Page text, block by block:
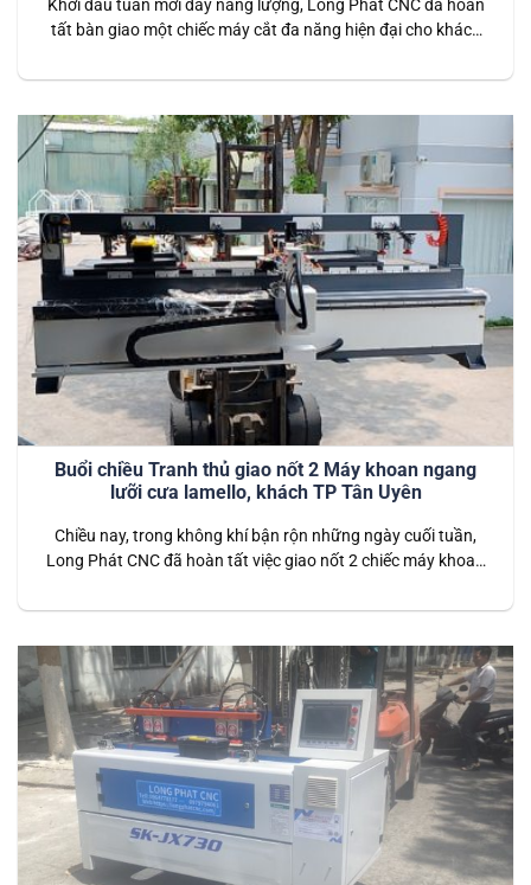
Khởi đầu tuần mới đầy năng lượng, Long Phát CNC đã hoàn
tất bàn giao một chiếc máy cắt đa năng hiện đại cho khách
máy nổi bật với tính linh hoạt và hiệu suất cao, được thiết kế
Buổi chiều Tranh thủ giao nốt 2 Máy khoan ngang
lưỡi cưa lamello, khách TP Tân Uyên
Chiều nay, trong không khí bận rộn những ngày cuối tuần,
Long Phát CNC đã hoàn tất việc giao nốt 2 chiếc máy khoan
Bình Dương. Đây là dòng máy hiện đại, tích hợp lưỡi cưa